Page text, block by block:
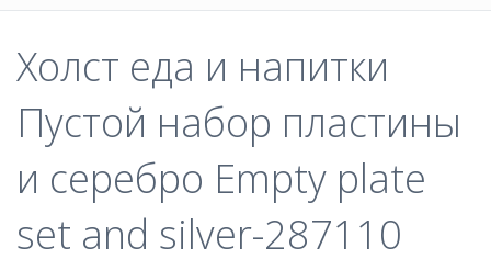
Холст еда и напитки
Пустой набор пластины
и серебро Empty plate
set and silver-287110